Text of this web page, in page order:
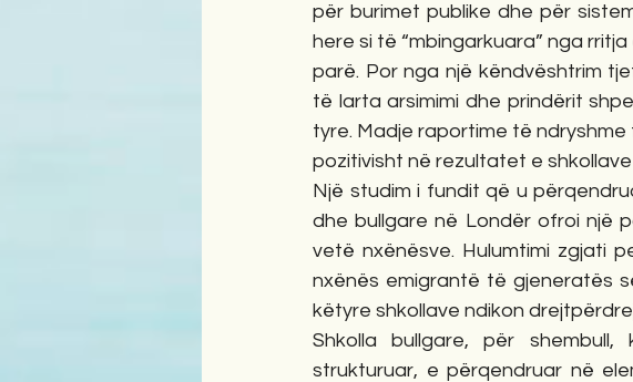
për burimet publike dhe për
here si të “mbingarkuara” nga
parë. Por nga një këndvështrim
të larta arsimimi dhe prindërit
tyre. Madje raportime të
pozitivisht në rezultatet e
Një studim i fundit që u
dhe bullgare në Londër ofroi një
vetë nxënësve. Hulumtimi zgjati
nxënës emigrantë të gjeneratës
këtyre shkollave ndikon
Shkolla bullgare, për
strukturuar, e përqendruar në